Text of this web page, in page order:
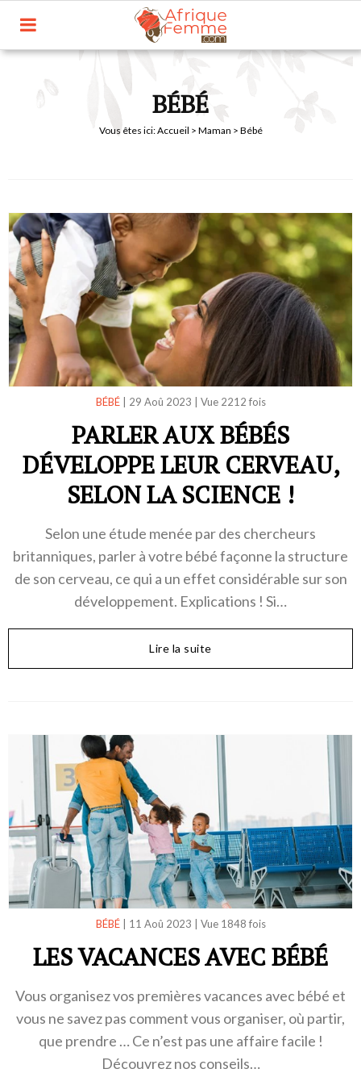
BÉBÉ
Vous êtes ici:Accueil > Maman > Bébé
BÉBÉ| 29 Aoû 2023 Vue 2212 fois
PARLER AUX BÉBÉS
DÉVELOPPE LEUR CERVEAU,
SELON LA SCIENCE !
Selon une étude menée par des chercheurs
britanniques, parler à votre bébé façonne la structure
de son cerveau, ce qui a un effet considérable sur son
développement. Explications ! Si…
Lire la suite
BÉBÉ| 11 Aoû 2023 Vue 1848 fois
LES VACANCES AVEC BÉBÉ
Vous organisez vos premières vacances avec bébé et
vous ne savez pas comment vous organiser, où partir,
que prendre … Ce n’est pas une affaire facile !
Découvrez nos conseils…